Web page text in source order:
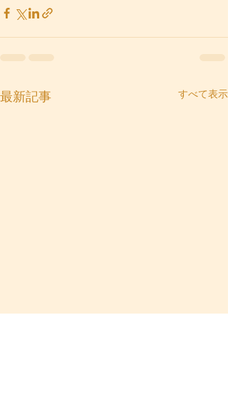
最新記事 すべて表示